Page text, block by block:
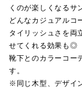
くのが楽しくなるサ
どんなカジュアルコ
タイリッシュさを両
せてくれる効果も◎
靴下とのカラーコー
す。
※同じ木型、デザイ